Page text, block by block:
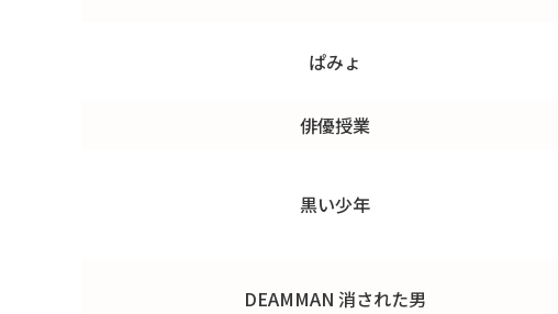
ぱみょ
俳優授業
黒い少年
DEAMMAN 消された男